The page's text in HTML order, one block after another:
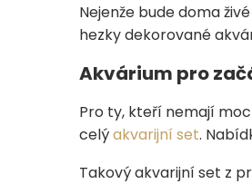
Nejenže bude doma
hezky dekorované
Akvárium pro
Pro ty, kteří nemají
celýakvarijní set.
Takový akvarijní set z